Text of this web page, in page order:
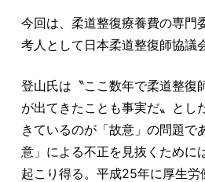
今回は、柔道整復療養費の専門
考人として日本柔道整復師協議
登山氏は〝ここ数年で柔道整復
が出てきたことも事実だ〟とし
きているのが「故意」の問題
意」による不正を見抜くために
起こり得る。平成25年に厚生